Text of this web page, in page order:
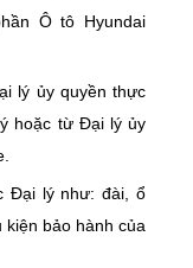
Ô tô Hyundai
lý ủy quyền thực
hoặc từ Đại lý ủy
Đại lý như: đài, ổ
bảo hành của